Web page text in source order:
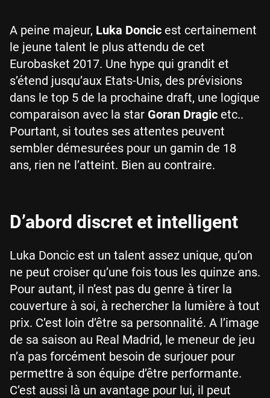
A peine majeur, Luka Doncic est certainement
le jeune talent le plus attendu de cet
Eurobasket 2017. Une hype qui grandit et
s’étend jusqu’aux Etats-Unis, des prévisions
dans le top 5 de la prochaine draft, une logique
comparaison avec la star Goran Dragic etc..
Pourtant, si toutes ses attentes peuvent
sembler démesurées pour un gamin de 18
ans, rien ne l’atteint. Bien au contraire.
D’abord discret et intelligent
Luka Doncic est un talent assez unique, qu’on
ne peut croiser qu’une fois tous les quinze ans.
Pour autant, il n’est pas du genre à tirer la
couverture à soi, à rechercher la lumière à tout
prix. C’est loin d’être sa personnalité. A l’image
de sa saison au Real Madrid, le meneur de jeu
n’a pas forcément besoin de surjouer pour
permettre à son équipe d’être performante.
C’est aussi là un avantage pour lui, il peut